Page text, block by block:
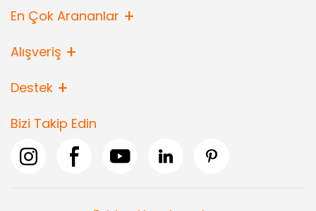
En Çok Arananlar
Alışveriş
Destek
Bizi Takip Edin